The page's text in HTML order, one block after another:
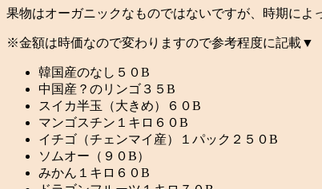
果物はオーガニックなものではないですが、時期によ
※金額は時価なので変わりますので参考程度に記載▼
韓国産のなし５０B
中国産？のリンゴ３５B
スイカ半玉（大きめ）６０B
マンゴスチン１キロ６０B
イチゴ（チェンマイ産）１パック２５０B
ソムオー（９０B）
みかん１キロ６０B